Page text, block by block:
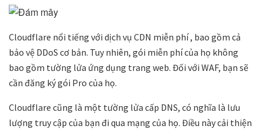
Cloudflare nổi tiếng với dịch vụ CDN miễn phí , bao gồm cả
bảo vệ DDoS cơ bản. Tuy nhiên, gói miễn phí của họ không
bao gồm tường lửa ứng dụng trang web. Đối với WAF, bạn sẽ
cần đăng ký gói Pro của họ.
Cloudflare cũng là một tường lửa cấp DNS, có nghĩa là lưu
lượng truy cập của bạn đi qua mạng của họ. Điều này cải thiện